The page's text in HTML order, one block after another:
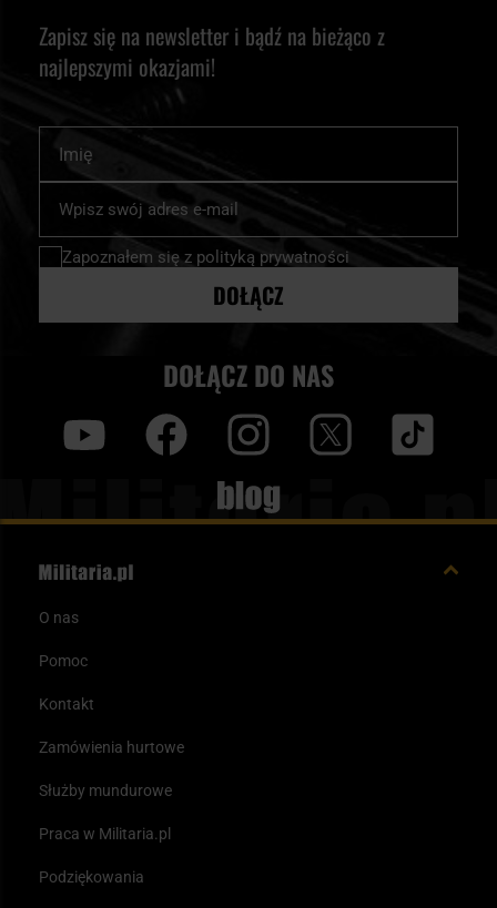
Zapisz się na newsletter i bądź na bieżąco z
najlepszymi okazjami!
nasz
newsletter:
Zapoznałem się z polityką prywatności
DOŁĄCZ
DOŁĄCZ DO NAS
Blog
O nas
Pomoc
Kontakt
Zamówienia hurtowe
Służby mundurowe
Praca w Militaria.pl
Podziękowania